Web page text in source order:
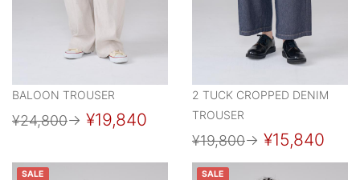
BALOON TROUSER
¥24,800→ ¥19,840
2 TUCK CROPPED DENIM
TROUSER
¥19,800→ ¥15,840
SALE SALE